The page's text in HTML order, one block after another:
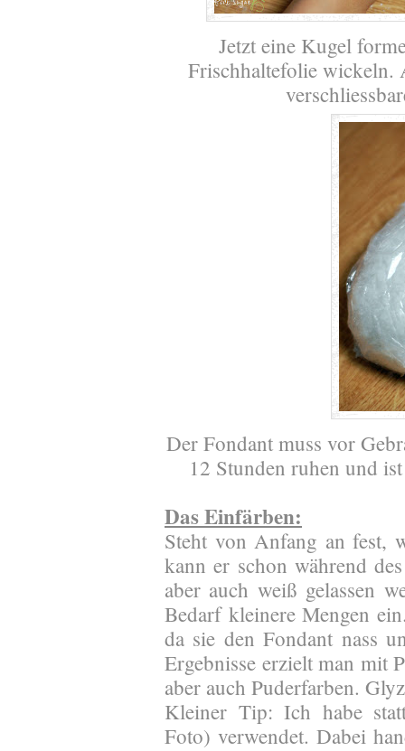
Jetzt eine Kugel
Frischhaltefolie wickeln.
Der Fondant muss vor
12 Stunden ruhen und
Das Einfärben:
Steht von Anfang an fest,
kann er schon während
aber auch weiß gelassen
Bedarf kleinere Mengen
da sie den Fondant nass
Ergebnisse erzielt man mit
aber auch Puderfarben.
Kleiner Tip: Ich habe
Foto) verwendet. Dabei